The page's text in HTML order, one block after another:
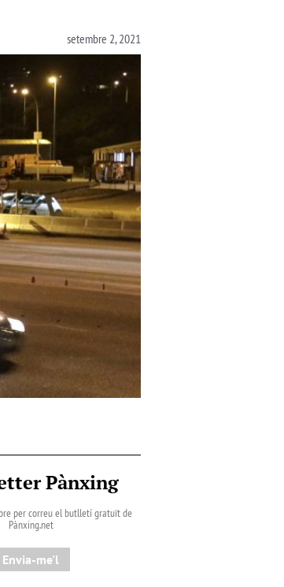
setembre 2, 2021
Pànxing
per correu el butlletí gratuït de
Pànxing.net​
Envia-me'l